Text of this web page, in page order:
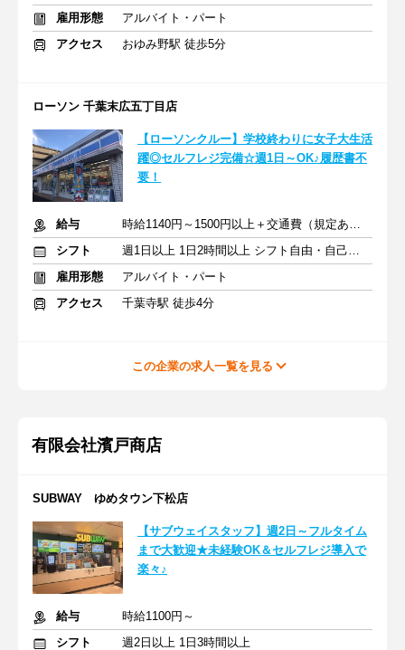
雇用形態
アルバイト・パート
アクセス
おゆみ野駅 徒歩5分
ローソン 千葉末広五丁目店
【ローソンクルー】学校終わりに女子大生活
躍◎セルフレジ完備☆週1日～OK♪履歴書不
要！
給与
時給1140円～1500円以上＋交通費（規定あり）
シフト
週1日以上 1日2時間以上 シフト自由・自己申告
雇用形態
アルバイト・パート
アクセス
千葉寺駅 徒歩4分
この企業の求人一覧を見る
有限会社濱戸商店
SUBWAY ゆめタウン下松店
【サブウェイスタッフ】週2日～フルタイム
まで大歓迎★未経験OK＆セルフレジ導入で
楽々♪
給与
時給1100円～
シフト
週2日以上 1日3時間以上